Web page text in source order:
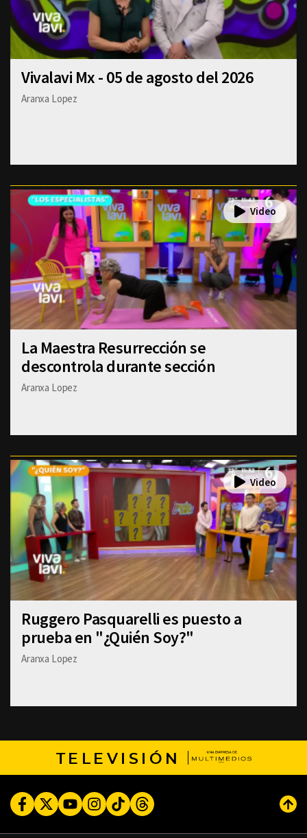
Vivalavi Mx - 05 de agosto del 2026
Aranxa Lopez
La Maestra Resurrección se
descontrola durante sección
Aranxa Lopez
Ruggero Pasquarelli es puesto a
prueba en "¿Quién Soy?"
Aranxa Lopez
TELEVISIÓN
FacebookTwitterYoutubeInstagram
TikTokThreads